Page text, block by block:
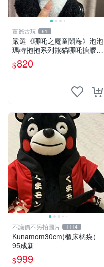
董爺古玩 61
嚴選《哪吒之魔童鬧海》泡泡
瑪特抱抱系列熊貓哪吒搪膠臉
毛絨， STATE：如圖顯示 哪
吒 毛絨公仔 泡泡瑪特
$820
不議價不另拍圖片 1114
Kunamom30cm(櫃床橘袋）
95成新
$999